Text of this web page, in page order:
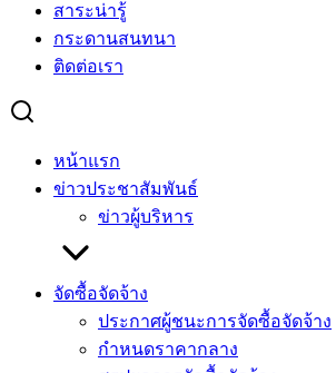
สาระน่ารู้
กระดานสนทนา
ติดต่อเรา
หน้าแรก
ข่าวประชาสัมพันธ์
ข่าวผู้บริหาร
จัดซื้อจัดจ้าง
ประกาศผู้ชนะการจัดซื้อจัดจ้าง
กำหนดราคากลาง